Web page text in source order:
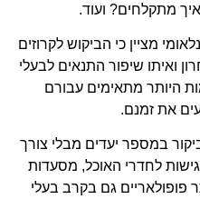
מתקלחים? ועוד.
מציין כי הביקוש לקרוזים
האחרון ואיתו שיפור התנאים לבעלי
היותר מתאימים עבורם
את זמנם.
במספר יעדים מבלי צורך
לחדרי האוכל, מסעדות
גם בקרב בעלי